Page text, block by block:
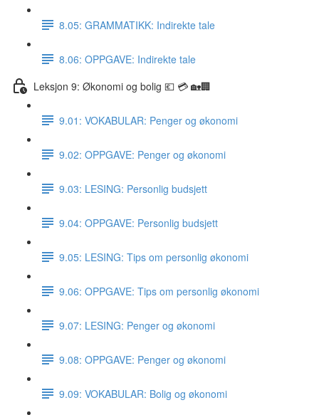
8.05: GRAMMATIKK: Indirekte tale
8.06: OPPGAVE: Indirekte tale
Leksjon 9: Økonomi og bolig 💶 💳 🏡🏢
9.01: VOKABULAR: Penger og økonomi
9.02: OPPGAVE: Penger og økonomi
9.03: LESING: Personlig budsjett
9.04: OPPGAVE: Personlig budsjett
9.05: LESING: Tips om personlig økonomi
9.06: OPPGAVE: Tips om personlig økonomi
9.07: LESING: Penger og økonomi
9.08: OPPGAVE: Penger og økonomi
9.09: VOKABULAR: Bolig og økonomi